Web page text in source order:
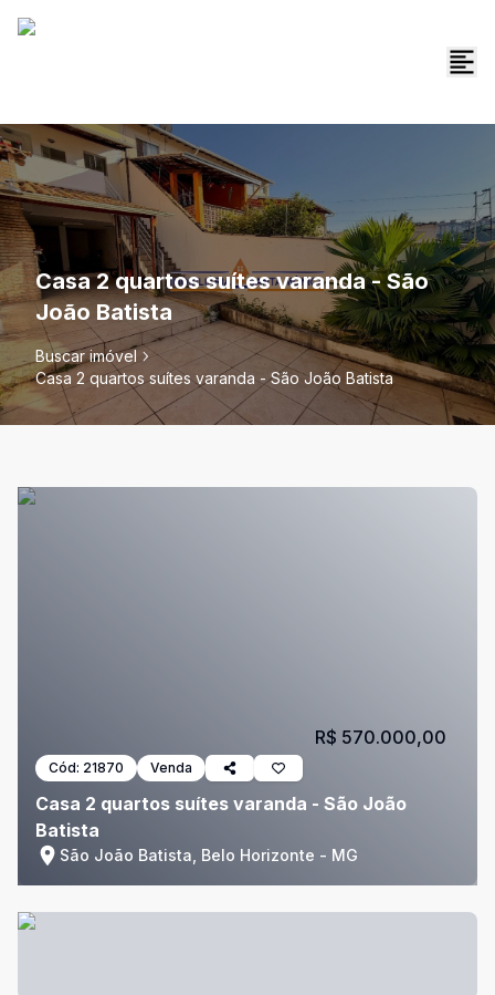
Casa 2 quartos suítes varanda - São
João Batista
Buscar imóvel
Casa 2 quartos suítes varanda - São João Batista
Cód: 21870 Venda
Casa 2 quartos suítes varanda - São João
Batista
São João Batista, Belo Horizonte - MG
R$ 570.000,00